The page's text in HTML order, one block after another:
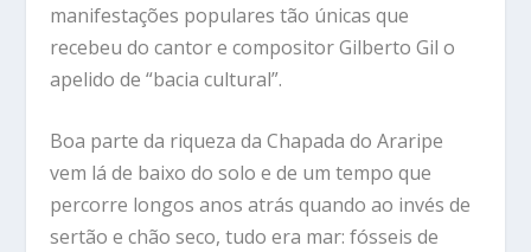
manifestações populares tão únicas que
recebeu do cantor e compositor Gilberto Gil o
apelido de “bacia cultural”.
Boa parte da riqueza da Chapada do Araripe
vem lá de baixo do solo e de um tempo que
percorre longos anos atrás quando ao invés de
sertão e chão seco, tudo era mar: fósseis de